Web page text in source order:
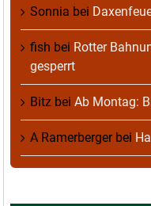
Sonnia bei
fish bei Rotter
gesperrt
Bitz bei Ab Montag:
A Ramerbergerbei